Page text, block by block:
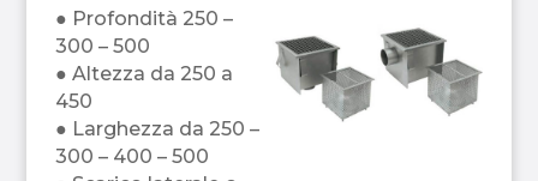
● Profondità 250 –
300 – 500
● Altezza da 250 a
450
● Larghezza da 250 –
300 – 400 – 500